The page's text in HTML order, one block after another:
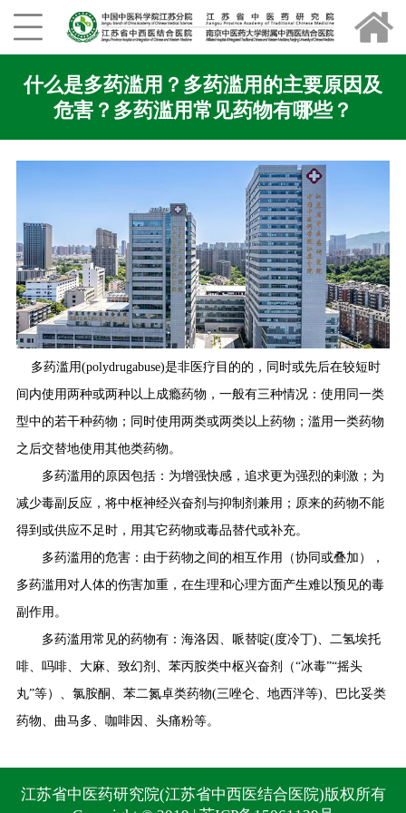
什么是多药滥用？多药滥用的主要原因及
危害？多药滥用常见药物有哪些？
多药滥用(polydrugabuse)是非医疗目的的，同时或先后在较短时
间内使用两种或两种以上成瘾药物，一般有三种情况：使用同一类
型中的若干种药物；同时使用两类或两类以上药物；滥用一类药物
之后交替地使用其他类药物。
多药滥用的原因包括：为增强快感，追求更为强烈的剌激；为
减少毒副反应，将中枢神经兴奋剂与抑制剂兼用；原来的药物不能
得到或供应不足时，用其它药物或毒品替代或补充。
多药滥用的危害：由于药物之间的相互作用（协同或叠加），
多药滥用对人体的伤害加重，在生理和心理方面产生难以预见的毒
副作用。
多药滥用常见的药物有：海洛因、哌替啶(度冷丁)、二氢埃托
啡、吗啡、大麻、致幻剂、苯丙胺类中枢兴奋剂（“冰毒”“摇头
丸”等）、氯胺酮、苯二氮卓类药物(三唑仑、地西泮等)、巴比妥类
药物、曲马多、咖啡因、头痛粉等。
江苏省中医药研究院(江苏省中西医结合医院)版权所有